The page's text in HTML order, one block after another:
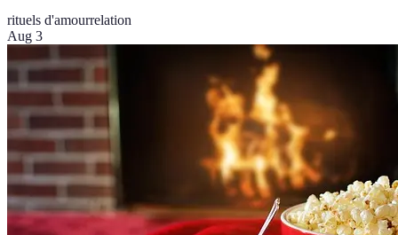
rituels d'amourrelation
Aug 3